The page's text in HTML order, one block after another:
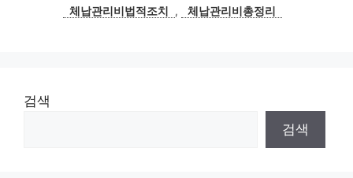
체납관리비법적조치
, 체납관리비총정리
검색
검색